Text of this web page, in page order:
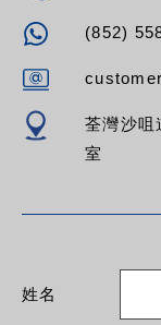
(852)
荃灣沙
室
姓名